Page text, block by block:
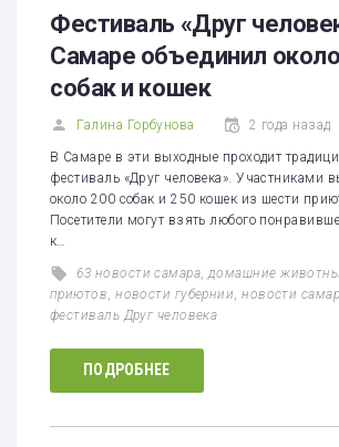
Фестиваль «Друг
Самаре объединил
собак и кошек
Галина Горбунова 2 года назад
В Самаре в эти выходные проходит
фестиваль «Друг человека». Участниками
около 200 собак и 250 кошек из шести
Посетители могут взять любого
к…
63 новости самара,домашние
приютов,новости губернии,новости
фестиваль Друг человека
ПОДРОБНЕЕ